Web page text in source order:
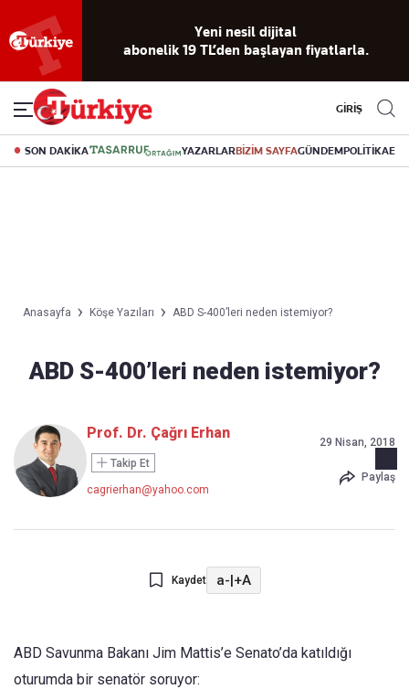
Yeni nesil dijital
abonelik 19 TL’den başlayan fiyatlarla.
GİRİŞ
SON DAKİKA YAZARLARBİZİM SAYFAGÜNDEMPOLİTİKA
Anasayfa Köşe Yazıları ABD S-400’leri neden istemiyor?
ABD S-400’leri neden istemiyor?
Prof. Dr. Çağrı Erhan
Takip Et
cagrierhan@yahoo.com
29 Nisan, 2018
Paylaş
Kaydet a-|+A
ABD Savunma Bakanı Jim Mattis’e Senato’da katıldığı
oturumda bir senatör soruyor: